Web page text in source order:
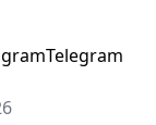
Telegram